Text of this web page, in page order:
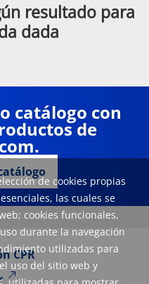
de cookies propias
las cuales se
cookies funcionales,
durante la navegación
utilizadas para
uso del sitio web y
resultado para
dada
catálogo con
de
CPR